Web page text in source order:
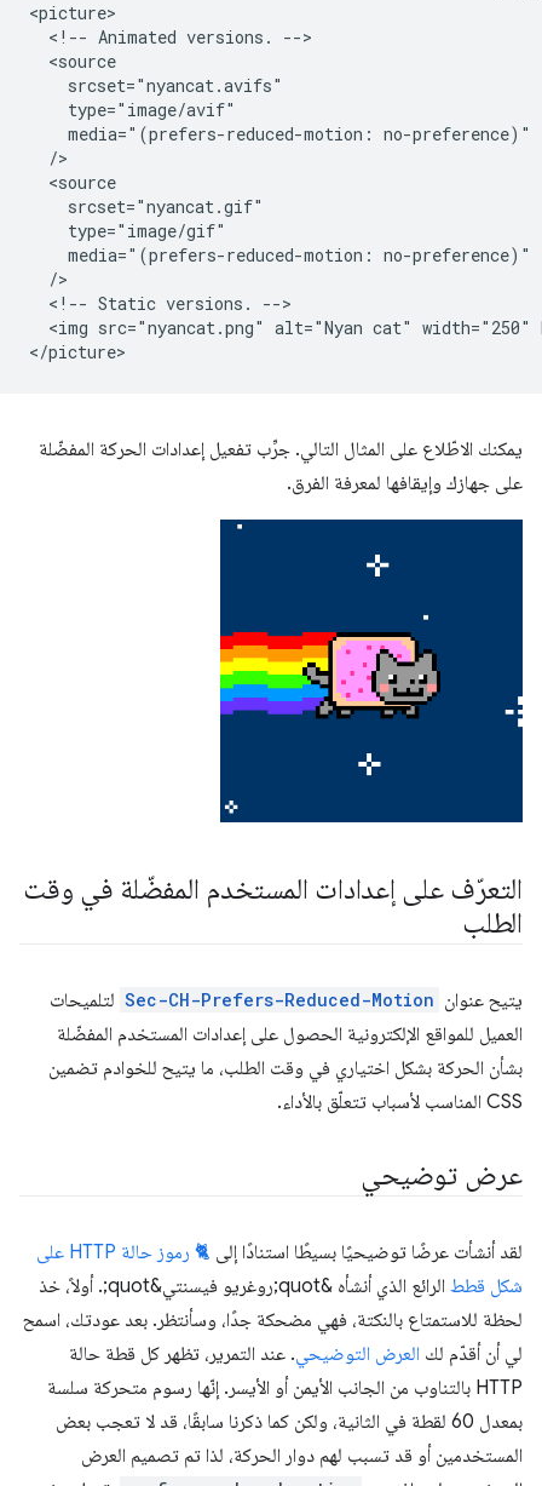
<picture>
  <!-- Animated versions. -->
  <source
    srcset="nyancat.avifs"
    type="image/avif"
    media="(prefers-reduced-motion: no-preference)"
  />
  <source
    srcset="nyancat.gif"
    type="image/gif"
    media="(prefers-reduced-motion: no-preference)"
  />
  <!-- Static versions. -->
<img src="nyancat.png" alt="Nyan cat" width="250"
يمكنك الاطّلاع على المثال التالي. جرِّب تفعيل إعدادات الحركة المفضّلة
على جهازك وإيقافها لمعرفة الفرق.
التعرّف على إعدادات المستخدم المفضّلة في وقت
الطلب
يتيح عنوان Sec-CH-Prefers-Reduced-Motion لتلميحات
العميل للمواقع الإلكترونية الحصول على إعدادات المستخدم المفضّلة
بشأن الحركة بشكل اختياري في وقت الطلب، ما يتيح للخوادم تضمين
CSS المناسب لأسباب تتعلّق بالأداء.
عرض توضيحي
لقد أنشأت عرضًا توضيحيًا بسيطًا استنادًا إلى
🐈 رموز حالة HTTP على
شكل قطط
الرائع الذي أنشأه &quot;روغريو فيسنتي&quot;. أولاً، خذ
لحظة للاستمتاع بالنكتة، فهي مضحكة جدًا، وسأنتظر. بعد عودتك، اسمح
لي أن أقدّم لك العرض التوضيحي. عند التمرير، تظهر كل قطة حالة
HTTP بالتناوب من الجانب الأيمن أو الأيسر. إنّها رسوم متحركة سلسة
بمعدل 60 لقطة في الثانية، ولكن كما ذكرنا سابقًا، قد لا تعجب بعض
المستخدمين أو قد تسبب لهم دوار الحركة، لذا تم تصميم العرض